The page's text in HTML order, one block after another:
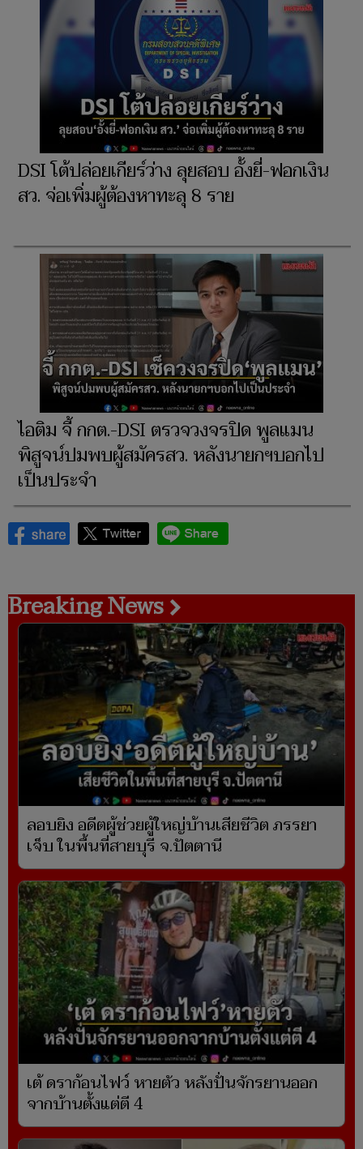
DSI โต้ปล่อยเกียร์ว่าง ลุยสอบ อั้งยี่-ฟอกเงิน
สว. จ่อเพิ่มผู้ต้องหาทะลุ 8 ราย
ไอติม จี้ กกต.-DSI ตรวจวงจรปิด พูลแมน
พิสูจน์ปมพบผู้สมัครสว. หลังนายกฯบอกไป
เป็นประจำ
Breaking News
ลอบยิง อดีตผู้ช่วยผู้ใหญ่บ้านเสียชีวิต ภรรยา
เจ็บ ในพื้นที่สายบุรี จ.ปัตตานี
เต้ ดราก้อนไฟว์ หายตัว หลังปั่นจักรยานออก
จากบ้านตั้งแต่ตี 4